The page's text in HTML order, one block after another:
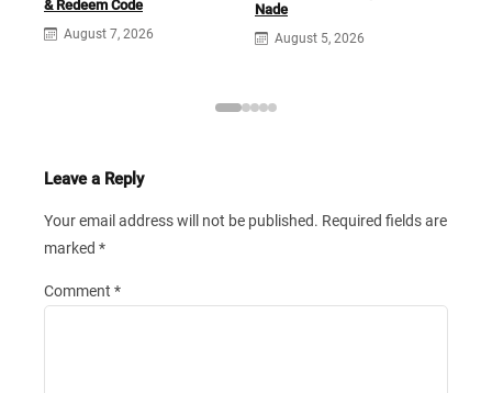
& Redeem Code
August 7, 2026
Nade
August 5, 2026
Leave a Reply
Your email address will not be published. Required fields are
marked *
Comment *